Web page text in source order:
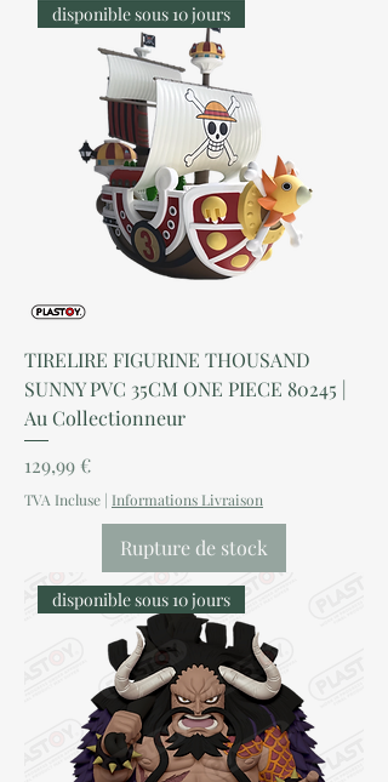
disponible sous 10 jours
TIRELIRE FIGURINE THOUSAND
SUNNY PVC 35CM ONE PIECE 80245 |
Au Collectionneur
Prix
129,99 €
TVA Incluse | Informations Livraison
Rupture de stock
disponible sous 10 jours